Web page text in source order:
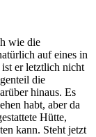
wie die
auf eines in
ist er letztlich nicht
die
hinaus. Es
habt, aber da
Hütte,
kann. Steht jetzt